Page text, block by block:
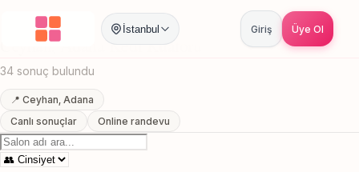
İstanbul Giriş Üye Ol
Anasayfa / Adana Ceyhan Kedi Kuaforu
Ceyhan, Adana Kedi Kuaforu
34 sonuç bulundu
📍 Ceyhan, Adana
Canlı sonuçlar
Online randevu